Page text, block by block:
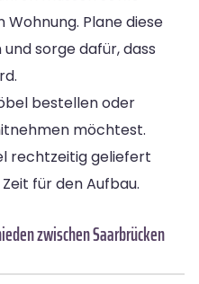
Plane diese
sorge dafür, dass
bestellen oder
möchtest.
rechtzeitig geliefert
für den Aufbau.
zwischen Saarbrücken